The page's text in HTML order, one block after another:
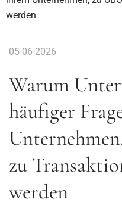
werden
05-06-2026
Warum
häufiger
zu
werden